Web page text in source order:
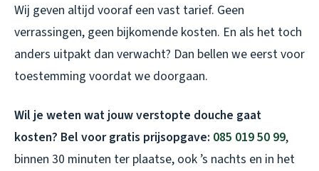
Wij geven altijd vooraf een vast tarief. Geen
verrassingen, geen bijkomende kosten. En als het toch
anders uitpakt dan verwacht? Dan bellen we eerst voor
toestemming voordat we doorgaan.
Wil je weten wat jouw verstopte douche gaat
kosten? Bel voor gratis prijsopgave: 085 019 50 99,
binnen 30 minuten ter plaatse, ook ’s nachts en in het